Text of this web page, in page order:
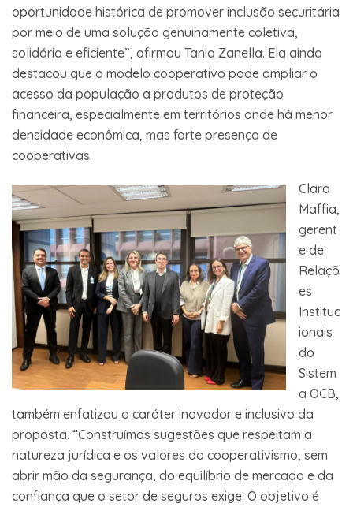
oportunidade histórica de promover inclusão securitária
por meio de uma solução genuinamente coletiva,
solidária e eficiente”, afirmou Tania Zanella. Ela ainda
destacou que o modelo cooperativo pode ampliar o
acesso da população a produtos de proteção
financeira, especialmente em territórios onde há menor
densidade econômica, mas forte presença de
cooperativas.
Clara
Maffia,
gerent
e de
Relaçõ
es
Instituc
ionais
do
Sistem
a OCB,
também enfatizou o caráter inovador e inclusivo da
proposta. “Construímos sugestões que respeitam a
natureza jurídica e os valores do cooperativismo, sem
abrir mão da segurança, do equilíbrio de mercado e da
confiança que o setor de seguros exige. O objetivo é